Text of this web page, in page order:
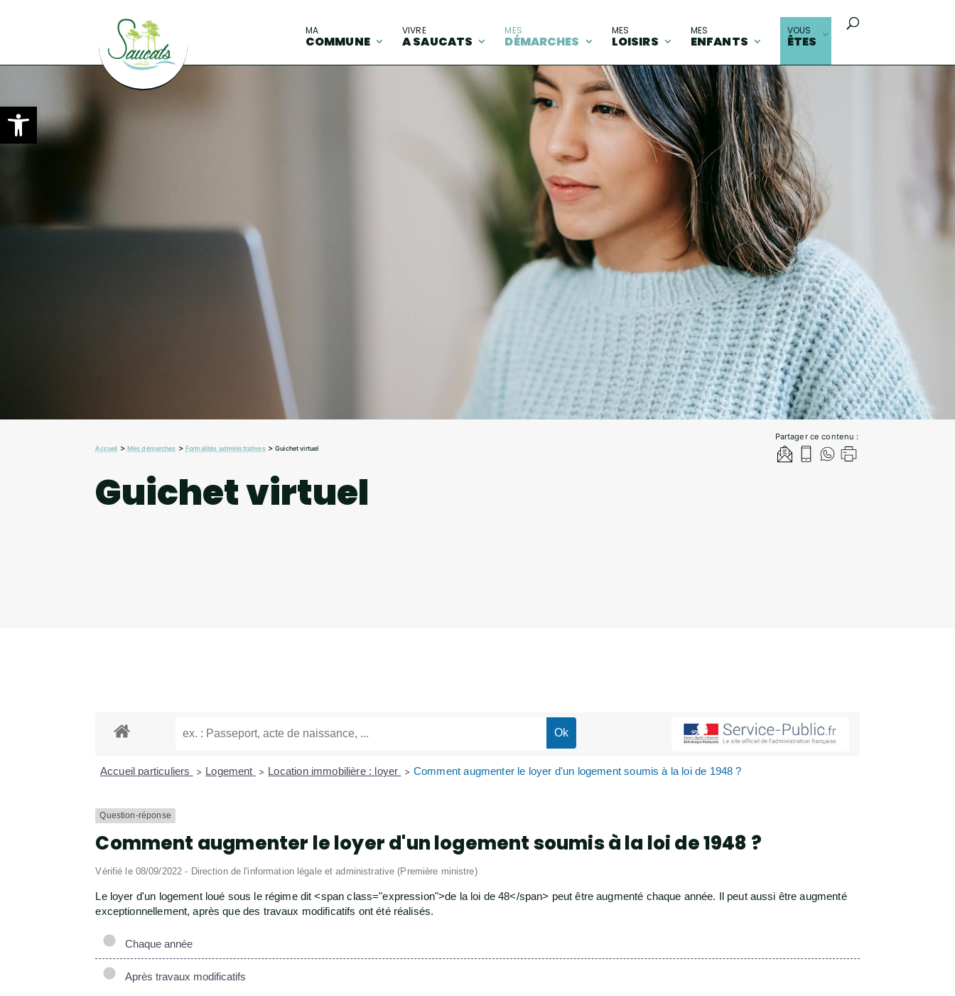
Ouvrir la barre d’outils
MA
COMMUNE
VIVRE
A SAUCATS
MES
DÉMARCHES
MES
LOISIRS
MES
ENFANTS
VOUS
ÊTES
Partager ce contenu :
Accueil > Mes démarches >Formalités administratives>Guichet virtuel
Guichet virtuel
Accueil particuliers > Logement > Location immobilière : loyer > Comment augmenter le loyer d'un logement soumis à la loi de 1948 ?
Question-réponse
Comment augmenter le loyer d'un logement soumis à la loi de 1948 ?
Vérifié le 08/09/2022 - Direction de l'information légale et administrative (Première ministre)
Le loyer d'un logement loué sous le régime dit <span class="expression">de la loi de 48</span> peut être augmenté chaque année. Il peut aussi être augmenté
exceptionnellement, après que des travaux modificatifs ont été réalisés.
Chaque année
Après travaux modificatifs